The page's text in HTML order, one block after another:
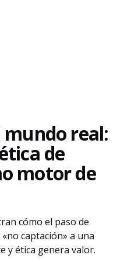
mundo real:
de
motor de
cómo el paso de
captación» a una
y ética genera valor.